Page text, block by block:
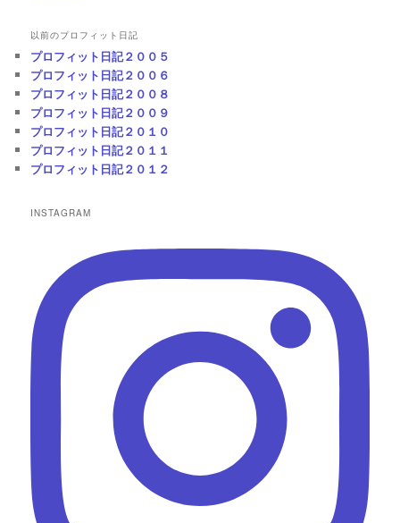
以前のプロフィット日記
プロフィット日記２００５
プロフィット日記２００６
プロフィット日記２００８
プロフィット日記２００９
プロフィット日記２０１０
プロフィット日記２０１１
プロフィット日記２０１２
INSTAGRAM